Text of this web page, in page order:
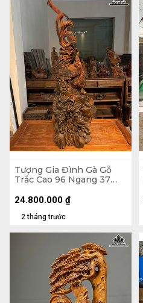
Tượng Gia Đình Gà Gỗ
Trắc Cao 96 Ngang 37
2 tháng trước
24.800.000 ₫